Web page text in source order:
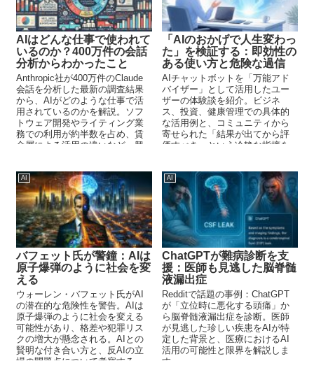
AIはどんな仕事で使われて
いるのか？400万件の会話
分析からわかったこと
Anthropic社が400万件のClaude
会話を分析した最新の調査結果
から、AIがどのような仕事で活
用されているのかを解説。ソフ
トウェア開発やライティング業
務での利用が約半数を占め、賃
金層による活用の違いなど、興
「AIのおかげで人生変わっ
た」を検証する：即効性の
ある使い方と危険な過信
AIチャットボットを「万能アド
バイザー」として活用したユー
ザーの体験談を紹介。ビジネ
ス、投資、健康管理での具体的
な活用例と、コミュニティから
寄せられた「結果が出てから評
価すべき」という冷静な指摘を
AI
バフェット氏が警鐘：AIは
原子爆弾のように社会を変
える
ウォーレン・バフェット氏がAI
の潜在的な危険性を警告。AIは
原子爆弾のように社会を変える
可能性があり、格差や犯罪リス
クの増大が懸念される。AIとの
賢明な付き合い方と、反AIの立
場の問題点について考察する。
AI
ChatGPTが難病診断を支
援：医師も見逃した脳脊髄
液漏出症
Redditで話題の事例：ChatGPT
が「立位時に悪化する頭痛」か
ら脳脊髄液漏出症を診断。医師
が見逃した珍しい疾患をAIが特
定した背景と、医療におけるAI
活用の可能性と限界を解説しま
す。